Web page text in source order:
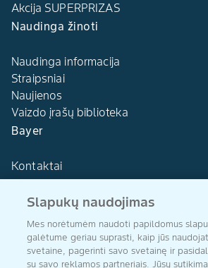
Akcija SUPERPRIZAS
Naudinga žinoti
Naudinga informacija
Straipsniai
Naujienos
Vaizdo įrašų biblioteka
Bayer
Kontaktai
Agro Bayer
Lietuva
Slapukų naudojimas
Mes norėtumėm naudoti papildomus
galėtume geriau suprasti, kaip jūs
svetaine, pagerinti savo svetainę ir
su savo reklamos partneriais. Jūsų